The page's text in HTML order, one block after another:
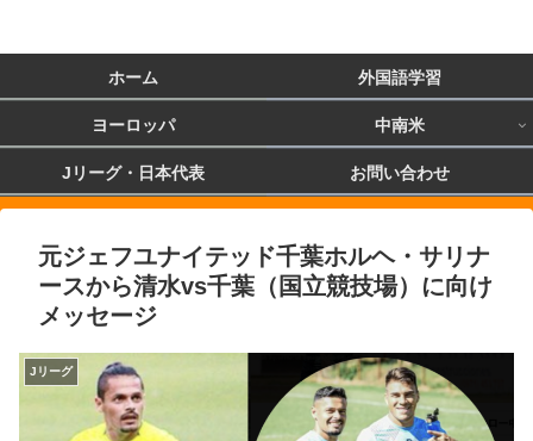
ホーム 外国語学習
ヨーロッパ 中南米
Jリーグ・日本代表 お問い合わせ
元ジェフユナイテッド千葉ホルヘ・サリナ
ースから清水vs千葉（国立競技場）に向け
メッセージ
Jリーグ